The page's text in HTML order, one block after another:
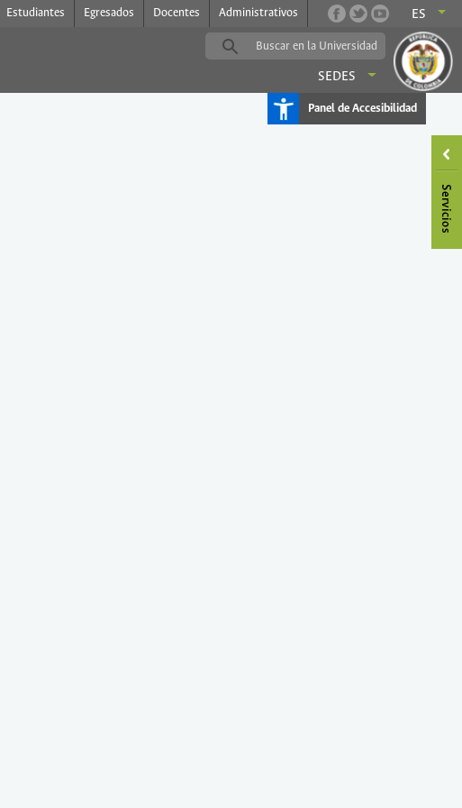
Estudiantes Egresados Docentes Administrativos ES
SEDES
Panel de Accesibilidad